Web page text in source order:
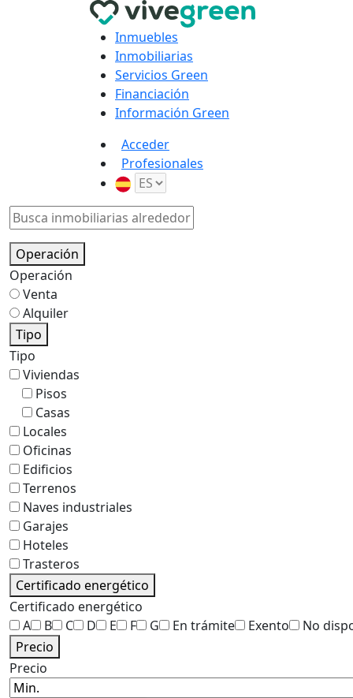
Inmuebles
Inmobiliarias
Servicios Green
Financiación
Información Green
Acceder
Profesionales
Operación
Operación
Venta
Alquiler
Tipo
Tipo
Viviendas
Pisos
Casas
Locales
Oficinas
Edificios
Terrenos
Naves industriales
Garajes
Hoteles
Trasteros
Certificado energético
Certificado energético
A
B C D E F G En trámite Exento
No
Precio
Precio